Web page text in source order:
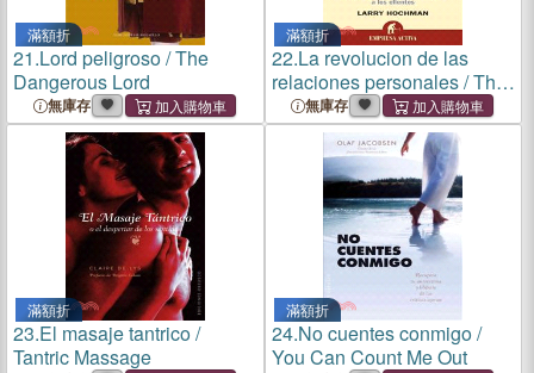
滿額折
21.Lord peligroso / The
Dangerous Lord
無庫存
滿額折
22.La revolucion de las
relaciones personales / The
Relationship Revolution
無庫存
滿額折
23.El masaje tantrico /
Tantric Massage
滿額折
24.No cuentes conmigo /
You Can Count Me Out